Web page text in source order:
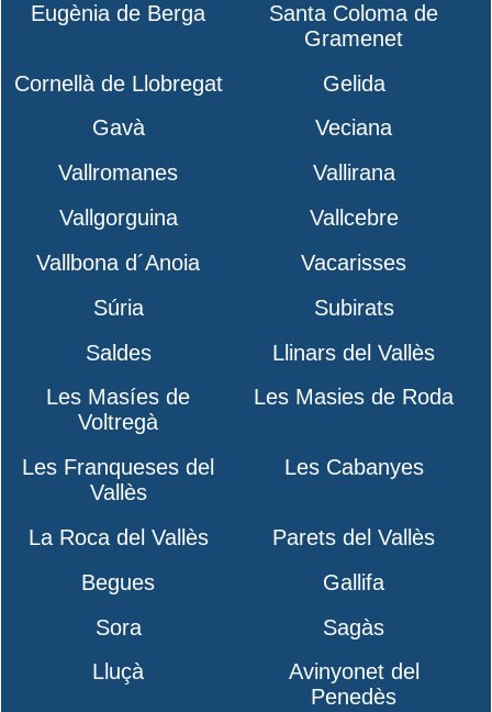
Eugènia de Berga
Santa Coloma de
Gramenet
Cornellà de Llobregat
Gelida
Gavà
Veciana
Vallromanes
Vallirana
Vallgorguina
Vallcebre
Vallbona d´Anoia
Vacarisses
Súria
Subirats
Saldes
Llinars del Vallès
Les Masíes de
Voltregà
Les Masies de Roda
Les Franqueses del
Vallès
Les Cabanyes
La Roca del Vallès
Parets del Vallès
Begues
Gallifa
Sora
Sagàs
Lluçà
Avinyonet del
Penedès